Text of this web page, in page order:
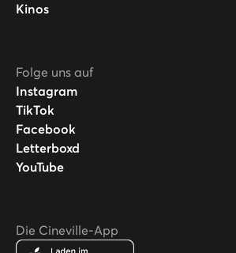
Kinos
Folge uns auf
Instagram
TikTok
Facebook
Letterboxd
YouTube
Die Cineville-App